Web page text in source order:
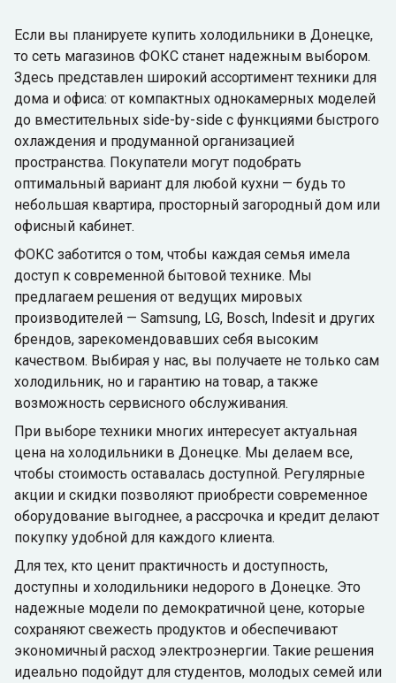
Если вы планируете купить холодильники в Донецке,
то сеть магазинов ФОКС станет надежным выбором.
Здесь представлен широкий ассортимент техники для
дома и офиса: от компактных однокамерных моделей
до вместительных side-by-side с функциями быстрого
охлаждения и продуманной организацией
пространства. Покупатели могут подобрать
оптимальный вариант для любой кухни — будь то
небольшая квартира, просторный загородный дом или
офисный кабинет.
ФОКС заботится о том, чтобы каждая семья имела
доступ к современной бытовой технике. Мы
предлагаем решения от ведущих мировых
производителей — Samsung, LG, Bosch, Indesit и других
брендов, зарекомендовавших себя высоким
качеством. Выбирая у нас, вы получаете не только сам
холодильник, но и гарантию на товар, а также
возможность сервисного обслуживания.
При выборе техники многих интересует актуальная
цена на холодильники в Донецке. Мы делаем все,
чтобы стоимость оставалась доступной. Регулярные
акции и скидки позволяют приобрести современное
оборудование выгоднее, а рассрочка и кредит делают
покупку удобной для каждого клиента.
Для тех, кто ценит практичность и доступность,
доступны и холодильники недорого в Донецке. Это
надежные модели по демократичной цене, которые
сохраняют свежесть продуктов и обеспечивают
экономичный расход электроэнергии. Такие решения
идеально подойдут для студентов, молодых семей или